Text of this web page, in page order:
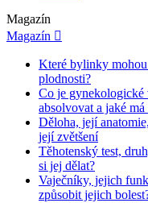
Magazín
Magazín 
Které bylinky
plodnosti?
Co je gynekologické
absolvovat a jaké
Děloha, její
její zvětšení
Těhotenský test,
si jej dělat?
Vaječníky, jejich
způsobit jejich